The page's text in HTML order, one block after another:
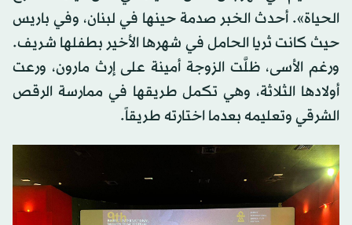
الحياة». أحدث الخبر صدمة حينها في لبنان، وفي باريس
حيث كانت ثريا الحامل في شهرها الأخير بطفلها شريف.
ورغم الأسى، ظلَّت الزوجة أمينة على إرث مارون، ورعت
أولادها الثلاثة، وهي تكمل طريقها في ممارسة الرقص
الشرقي وتعليمه بعدما اختارته طريقاً.